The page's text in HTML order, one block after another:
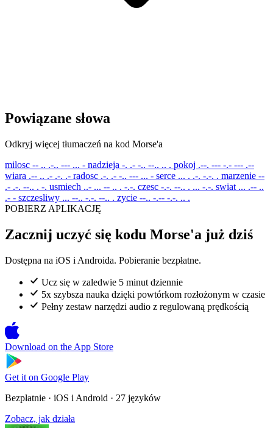
Powiązane słowa
Odkryj więcej tłumaczeń na kod Morse'a
milosc -- .. .-.. --- ... - nadzieja -. .- -.. --.. .. . pokoj .--. --- -.- --- .--
wiara .-- .. .- .-. .- radosc .-. .- -.. --- ... - serce ... . .-. -.-. . marzenie --
.- .-. --.. . -. usmiech ..- ... -- .. . -.-. czesc -.-. --.. . ... -.-. swiat ... .-- ..
.- - szczesliwy ... --.. -.-. --.. . zycie --.. -.-- -.-. .. .
POBIERZ APLIKACJĘ
Zacznij uczyć się kodu Morse'a już dziś
Dostępna na iOS i Androida. Pobieranie bezpłatne.
Ucz się w zaledwie 5 minut dziennie
5x szybsza nauka dzięki powtórkom rozłożonym w czasie
Pełny zestaw narzędzi audio z regulowaną prędkością
Download on the App Store
Get it on Google Play
Bezpłatnie · iOS i Android · 27 języków
Zobacz, jak działa